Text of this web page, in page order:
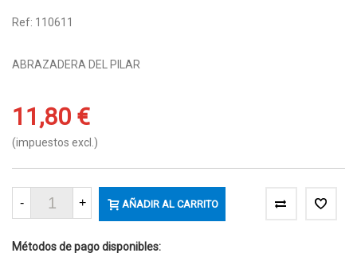
Ref: 110611
ABRAZADERA DEL PILAR
11,80 €
(impuestos excl.)
- + AÑADIR AL CARRITO
Métodos de pago disponibles: